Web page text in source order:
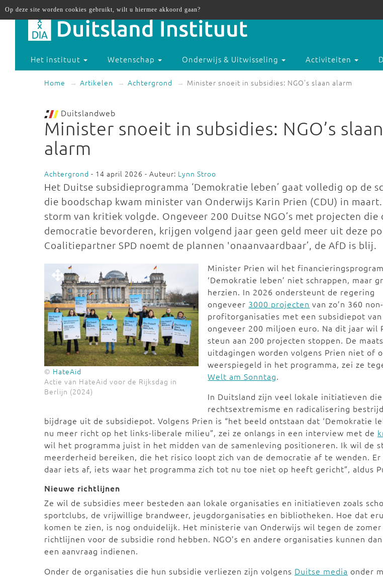
Het instituut Wetenschap Onderwijs & Uitwisseling Activiteiten
Home Artikelen Achtergrond Minister snoeit in subsidies: NGO’s slaan alarm
Duitslandweb
Minister snoeit in subsidies: NGO’s slaan
alarm
Achtergrond - 14 april 2026 - Auteur: Lynn Stroo
Het Duitse subsidieprogramma ‘Demokratie leben’ gaat volledig op de
die boodschap kwam minister van Onderwijs Karin Prien (CDU) in maart.
storm van kritiek volgde. Ongeveer 200 Duitse NGO’s met projecten die
democratie bevorderen, krijgen volgend jaar geen geld meer uit deze
Coalitiepartner SPD noemt de plannen 'onaanvaardbaar’, de AfD is blij.
© HateAid
Actie van HateAid voor de Rijksdag in
Berlijn (2024)
Minister Prien wil het
‘Demokratie leben’ niet schrappen, maar
herzien. In 2026 ondersteunt de regering
ongeveer 3000 projecten van zo’n 360 non-
profitorganisaties met een subsidiepot
ongeveer 200 miljoen euro. Na dit jaar wil
steun aan 200 projecten stoppen. De
uitdagingen worden volgens Prien niet of
weerspiegeld in het programma, zei ze
Welt am Sonntag.
In Duitsland zijn veel lokale initiatieven die
rechtsextremisme en radicalisering
bijdrage uit de subsidiepot. Volgens Prien is “het beeld ontstaan dat ‘Demokratie
nu meer richt op het links-liberale milieu”, zei ze onlangs in een interview met de
wil het programma juist in het midden van de samenleving positioneren. Ik wil de
meerderheid bereiken, die het risico loopt zich van de democratie af te wenden.
daar iets af, iets waar het programma zich tot nu toe niet op heeft gericht”, aldus
Nieuwe richtlijnen
Ze wil de subsidies meer besteden aan lokale organisaties en initiatieven zoals
sportclubs, de vrijwillige brandweer, jeugdorganisaties en bibliotheken. Hoe dat
komen te zien, is nog onduidelijk. Het ministerie van Onderwijs wil tegen de zomer
richtlijnen voor de subsidie rond hebben. NGO’s en andere organisaties kunnen
een aanvraag indienen.
Onder de organisaties die hun subsidie verliezen zijn volgens Duitse media onder
Op deze site worden cookies gebruikt, wilt u hiermee akkoord gaan?